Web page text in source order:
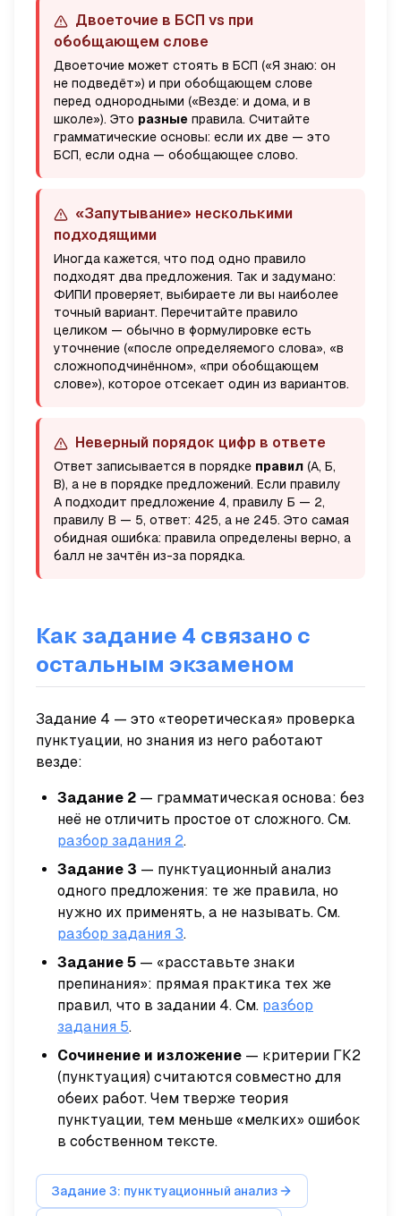
Двоеточие в БСП vs при
обобщающем слове
Двоеточие может стоять в БСП («Я знаю: он
не подведёт») и при обобщающем слове
перед однородными («Везде: и дома, и в
школе»). Это разные правила. Считайте
грамматические основы: если их две — это
БСП, если одна — обобщающее слово.
«Запутывание» несколькими
подходящими
Иногда кажется, что под одно правило
подходят два предложения. Так и задумано:
ФИПИ проверяет, выбираете ли вы наиболее
точный вариант. Перечитайте правило
целиком — обычно в формулировке есть
уточнение («после определяемого слова», «в
сложноподчинённом», «при обобщающем
слове»), которое отсекает один из вариантов.
Неверный порядок цифр в ответе
Ответ записывается в порядке правил (А, Б,
В), а не в порядке предложений. Если правилу
А подходит предложение 4, правилу Б — 2,
правилу В — 5, ответ: 425, а не 245. Это самая
обидная ошибка: правила определены верно, а
балл не зачтён из-за порядка.
Как задание 4 связано с
остальным экзаменом
Задание 4 — это «теоретическая» проверка
пунктуации, но знания из него работают
везде:
Задание 2 — грамматическая основа: без
неё не отличить простое от сложного. См.
разбор задания 2.
Задание 3 — пунктуационный анализ
одного предложения: те же правила, но
нужно их применять, а не называть. См.
разбор задания 3.
Задание 5 — «расставьте знаки
препинания»: прямая практика тех же
правил, что в задании 4. См. разбор
задания 5.
Сочинение и изложение — критерии ГК2
(пунктуация) считаются совместно для
обеих работ. Чем тверже теория
пунктуации, тем меньше «мелких» ошибок
в собственном тексте.
Задание 3: пунктуационный анализ